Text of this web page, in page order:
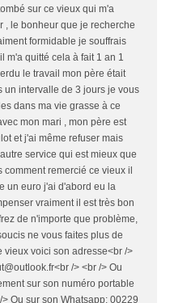
sur ce vieux qui m'a
, le bonheur que je recherche
formidable je souffrais
m'a quitté cela à fait 1 an 1
le travail mon père était
un intervalle de 3 jours je vous
dans ma vie grasse à ce
mon mari , mon père est
et j'ai même refuser mais
service qui est mieux que
remercié ce vieux il
un euro j'ai d'abord eu la
vraiment il est très bon
de n'importe que problème,
ne vous faites plus de
vieux voici son adresse<br />
/> <br /> Ou
sur son numéro portable
Ou sur son Whatsapp: 00229